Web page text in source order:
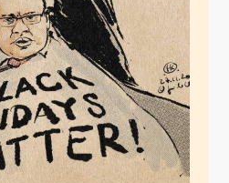
Shoppen
27, 2020